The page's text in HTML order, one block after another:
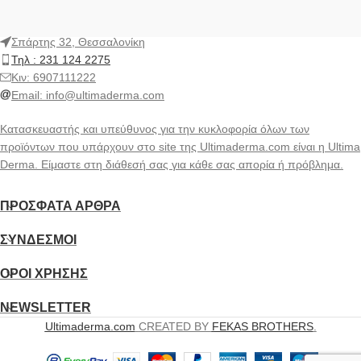
Σπάρτης 32, Θεσσαλονίκη
Τηλ : 231 124 2275
Kιν: 6907111222
Email: info@ultimaderma.com
Κατασκευαστής και υπεύθυνος για την κυκλοφορία όλων των
προϊόντων που υπάρχουν στο site της Ultimaderma.com είναι η Ultima
Derma. Είμαστε στη διάθεσή σας για κάθε σας απορία ή πρόβλημα.
ΠΡΌΣΦΑΤΑ ΆΡΘΡΑ
ΣΎΝΔΕΣΜΟΙ
ΟΡΟΙ ΧΡΗΣΗΣ
NEWSLETTER
Ultimaderma.com CREATED BY FEKAS BROTHERS.